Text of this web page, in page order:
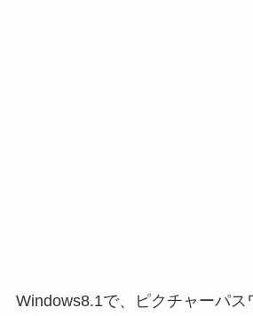
Windows8.1で、ピクチャーパス